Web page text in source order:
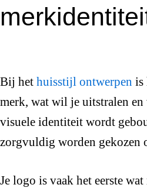
Bij het huisstijl ontwerpen is
merk, wat wil je uitstralen
visuele identiteit wordt
zorgvuldig worden gekozen
Je logo is vaak het eerste